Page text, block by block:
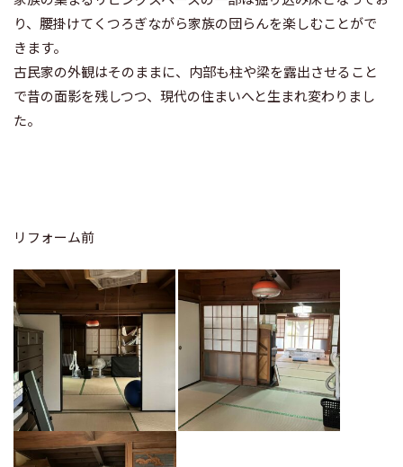
り、腰掛けてくつろぎながら家族の団らんを楽しむことがで
きます。
古民家の外観はそのままに、内部も柱や梁を露出させること
で昔の面影を残しつつ、現代の住まいへと生まれ変わりまし
た。
リフォーム前